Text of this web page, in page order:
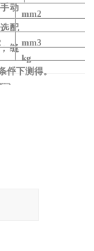
动
选配
缝
：
mm2
mm3
kg
件下测得。